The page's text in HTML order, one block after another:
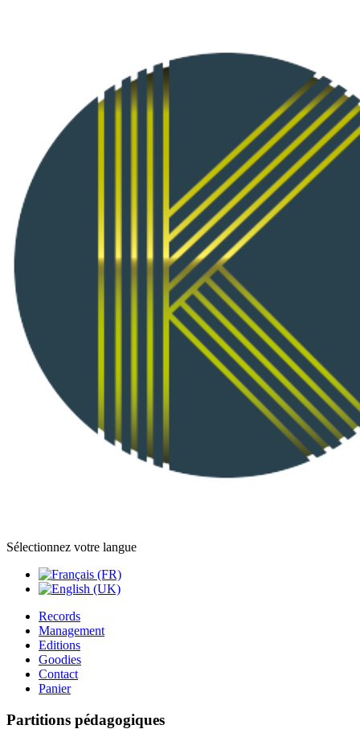
Sélectionnez votre langue
Records
Management
Editions
Goodies
Contact
Panier
Partitions pédagogiques